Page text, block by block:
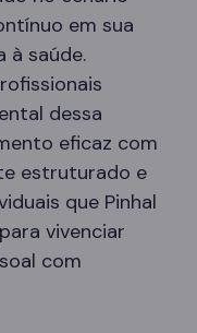
em sua
à saúde.
dessa
eficaz com
estruturado e
que Pinhal
vivenciar
com